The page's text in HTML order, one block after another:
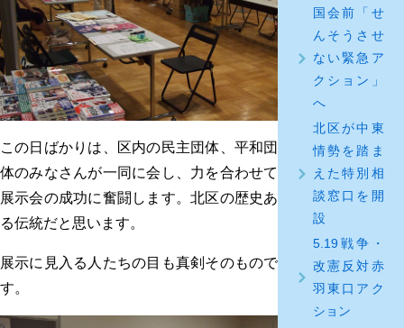
この日ばかりは、区内の民主団体、平和団
体のみなさんが一同に会し、力を合わせて
展示会の成功に奮闘します。北区の歴史あ
る伝統だと思います。
展示に見入る人たちの目も真剣そのもので
す。
国会前「せ
んそうさせ
ない緊急ア
クション」
へ
北区が中東
情勢を踏ま
えた特別相
談窓口を開
設
5.19戦争・
改憲反対赤
羽東口アク
ション